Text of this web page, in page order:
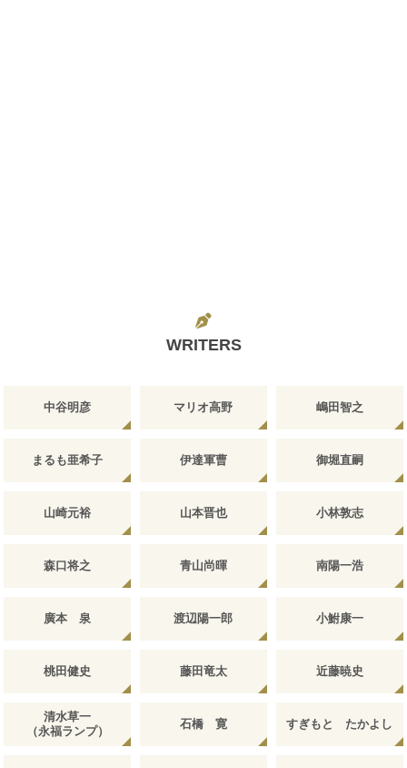
WRITERS
中谷明彦 マリオ高野 嶋田智之
まるも亜希子 伊達軍曹 御堀直嗣
山崎元裕 山本晋也 小林敦志
森口将之 青山尚暉 南陽一浩
廣本 泉 渡辺陽一郎 小鮒康一
桃田健史 藤田竜太 近藤暁史
清水草一
（永福ランプ）
石橋 寛 すぎもと たかよし